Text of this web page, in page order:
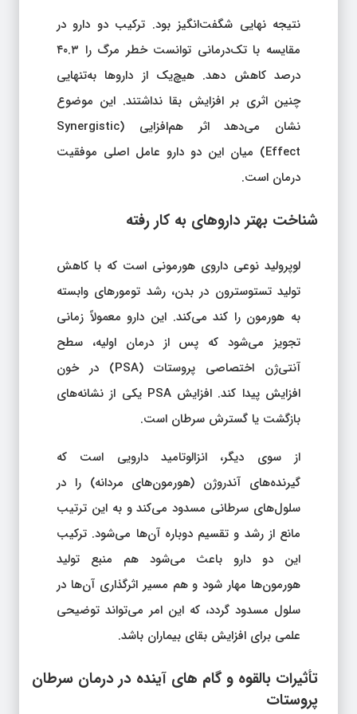
نتیجه نهایی شگفت‌انگیز بود. ترکیب دو دارو در
مقایسه با تک‌درمانی توانست خطر مرگ را ۴۰.۳
درصد کاهش دهد. هیچ‌یک از داروها به‌تنهایی
چنین اثری بر افزایش بقا نداشتند. این موضوع
نشان می‌دهد اثر هم‌افزایی (Synergistic
Effect) میان این دو دارو عامل اصلی موفقیت
درمان است.
شناخت بهتر داروهای به‌ کار رفته
لوپرولید نوعی داروی هورمونی است که با کاهش
تولید تستوسترون در بدن، رشد تومورهای وابسته
به هورمون را کند می‌کند. این دارو معمولاً زمانی
تجویز می‌شود که پس از درمان اولیه، سطح
آنتی‌ژن اختصاصی پروستات (PSA) در خون
افزایش پیدا کند. افزایش PSA یکی از نشانه‌های
بازگشت یا گسترش سرطان است.
از سوی دیگر، انزالوتامید دارویی است که
گیرنده‌های آندروژن (هورمون‌های مردانه) را در
سلول‌های سرطانی مسدود می‌کند و به این ترتیب
مانع از رشد و تقسیم دوباره آن‌ها می‌شود. ترکیب
این دو دارو باعث می‌شود هم منبع تولید
هورمون‌ها مهار شود و هم مسیر اثرگذاری آن‌ها در
سلول مسدود گردد، که این امر می‌تواند توضیحی
علمی برای افزایش بقای بیماران باشد.
تأثیرات بالقوه و گام‌ های آینده در درمان سرطان
پروستات